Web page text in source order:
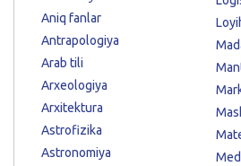
Aniq fanlar
Antrapologiya
Arab tili
Arxeologiya
Arxitektura
Astrofizika
Astronomiya